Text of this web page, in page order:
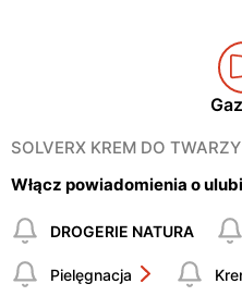
SOLVERX KREM DO
Włącz powiadomienia o
DROGERIE NATURA
Pielęgnacja